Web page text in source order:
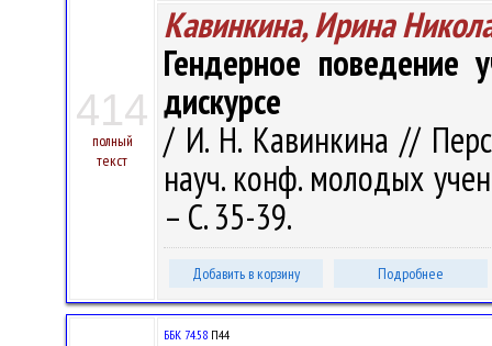
414
полный
текст
Кавинкина, Ирина
Гендерное поведение
дискурсе
/ И. Н. Кавинкина //
науч. конф. молодых
– С. 35-39.
Добавить в корзину Подробнее
ББК 74.58 П44